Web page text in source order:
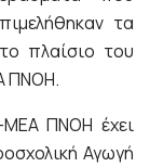
τα
πλαίσιο του
ΠΝΟΗ.
ΠΝΟΗ έχει
Αγωγή